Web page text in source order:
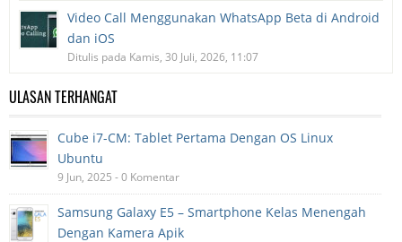
Video Call Menggunakan WhatsApp Beta di Android
dan iOS
Ditulis pada Kamis, 30 Juli, 2026, 11:07
ULASAN TERHANGAT
Cube i7-CM: Tablet Pertama Dengan OS Linux
Ubuntu
9 Jun, 2025 - 0 Komentar
Samsung Galaxy E5 – Smartphone Kelas Menengah
Dengan Kamera Apik